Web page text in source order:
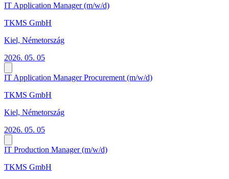
IT Application Manager (m/w/d)
TKMS GmbH
Kiel, Németország
2026. 05. 05
IT Application Manager Procurement (m/w/d)
TKMS GmbH
Kiel, Németország
2026. 05. 05
IT Production Manager (m/w/d)
TKMS GmbH